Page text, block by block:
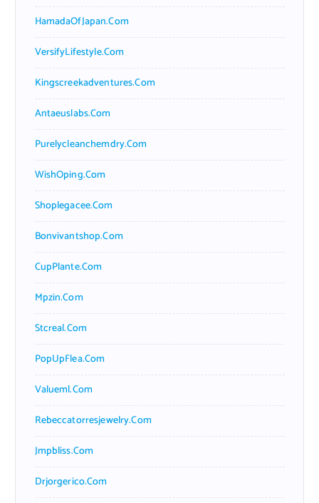
HamadaOfJapan.com
VersifyLifestyle.com
Kingscreekadventures.com
Antaeuslabs.com
Purelycleanchemdry.com
WishOping.com
Shoplegacee.com
Bonvivantshop.com
CupPlante.com
Mpzin.com
Stcreal.com
PopUpFlea.com
Valueml.com
Rebeccatorresjewelry.com
Jmpbliss.com
Drjorgerico.com